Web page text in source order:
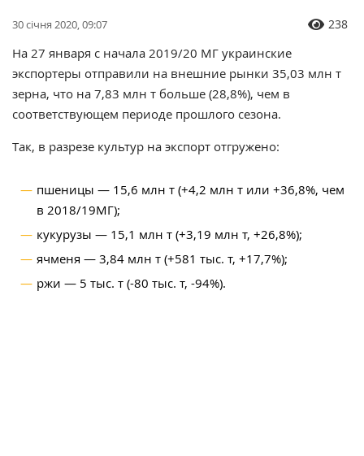
30 січня 2020, 09:07 238
На 27 января с начала 2019/20 МГ украинские
экспортеры отправили на внешние рынки 35,03 млн т
зерна, что на 7,83 млн т больше (28,8%), чем в
соответствующем периоде прошлого сезона.
Так, в разрезе культур на экспорт отгружено:
пшеницы — 15,6 млн т (+4,2 млн т или +36,8%, чем
в 2018/19МГ);
кукурузы — 15,1 млн т (+3,19 млн т, +26,8%);
ячменя — 3,84 млн т (+581 тыс. т, +17,7%);
ржи — 5 тыс. т (-80 тыс. т, -94%).